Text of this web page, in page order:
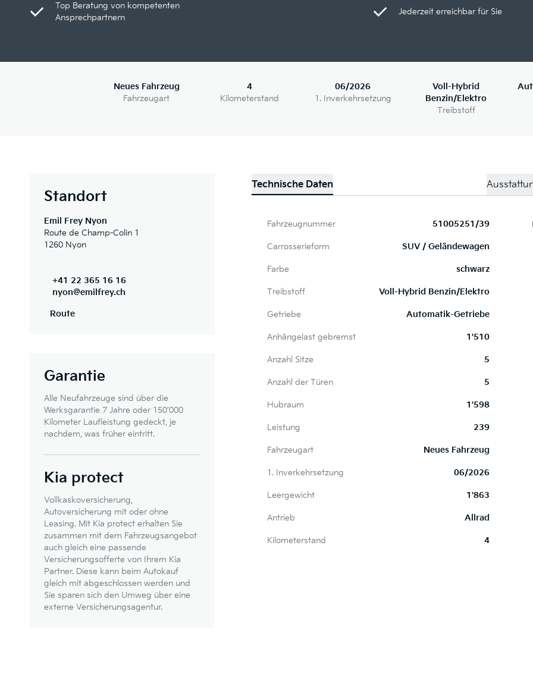
Top Beratung von kompetenten
Ansprechpartnern
Jederzeit erreichbar für Sie
Neues Fahrzeug
Fahrzeugart
4
Kilometerstand
06/2026
1. Inverkehrsetzung
Voll-Hybrid
Benzin/Elektro
Treibstoff
Technische Daten
Fahrzeugnummer 51005251/39
Carrosserieform SUV / Geländewagen
Farbe schwarz
Treibstoff Voll-Hybrid Benzin/Elektro
Getriebe Automatik-Getriebe
Anhängelast gebremst 1'510
Anzahl Sitze 5
Anzahl der Türen 5
Hubraum 1'598
Leistung 239
Fahrzeugart Neues Fahrzeug
1. Inverkehrsetzung 06/2026
Leergewicht 1'863
Antrieb Allrad
Kilometerstand 4
Standort
Emil Frey Nyon
Route de Champ-Colin 1
1260 Nyon
+41 22 365 16 16
nyon@emilfrey.ch
Route
Garantie
Alle Neufahrzeuge sind über die
Werksgarantie 7 Jahre oder 150’000
Kilometer Laufleistung gedeckt, je
nachdem, was früher eintritt.
Kia protect
Vollkaskoversicherung,
Autoversicherung mit oder ohne
Leasing. Mit Kia protect erhalten Sie
zusammen mit dem Fahrzeugsangebot
auch gleich eine passende
Versicherungsofferte von Ihrem Kia
Partner. Diese kann beim Autokauf
gleich mit abgeschlossen werden und
Sie sparen sich den Umweg über eine
externe Versicherungsagentur.